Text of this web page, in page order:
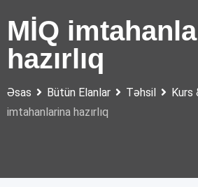
MİQ
hazırlıq
Əsas Bütün Elanlar Təhsil Kurs
imtahanlarina hazırlıq